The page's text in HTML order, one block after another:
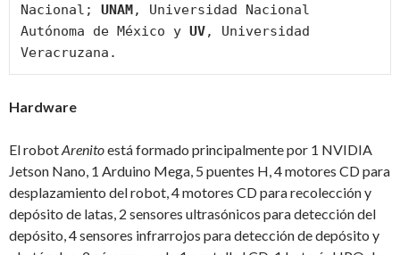
Nacional; UNAM, Universidad Nacional
Autónoma de México y UV, Universidad
Veracruzana.
Hardware
El robotArenitoestá formado principalmente por 1 NVIDIA
Jetson Nano, 1 Arduino Mega, 5 puentes H, 4 motores CD para
desplazamiento del robot, 4 motores CD para recolección y
depósito de latas, 2 sensores ultrasónicos para detección del
depósito, 4 sensores infrarrojos para detección de depósito y